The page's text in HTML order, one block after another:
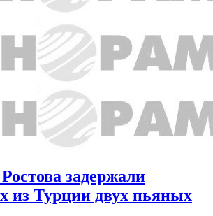
задержали
из Турции двух пьяных